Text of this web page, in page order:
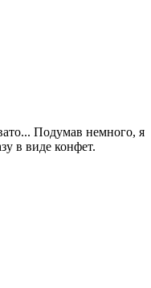
Подумав немного, я
в виде конфет.